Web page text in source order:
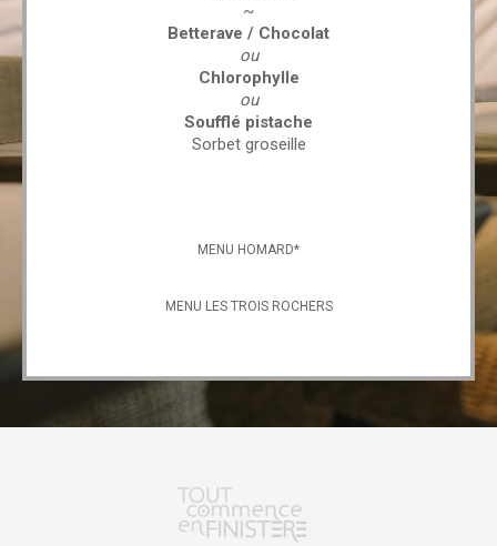
~
Betterave / Chocolat
ou
Chlorophylle
ou
Soufflé pistache
Sorbet groseille
MENU HOMARD*
MENU LES TROIS ROCHERS